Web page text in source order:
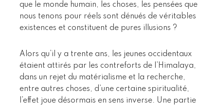
que le monde humain, les choses, les pensées que
nous tenons pour réels sont dénués de véritables
existences et constituent de pures illusions ?
Alors qu’il y a trente ans, les jeunes occidentaux
étaient attirés par les contreforts de l’Himalaya,
dans un rejet du matérialisme et la recherche,
entre autres choses, d’une certaine spiritualité,
l’effet joue désormais en sens inverse. Une partie